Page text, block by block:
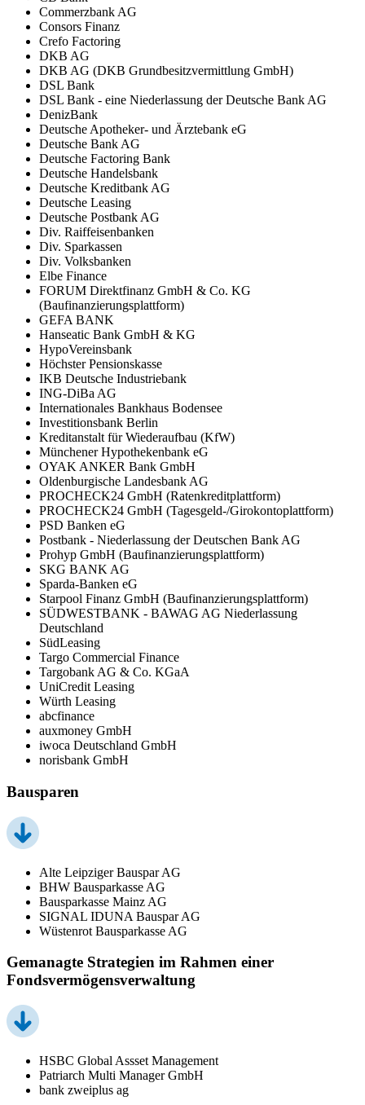
Commerzbank AG
Consors Finanz
Crefo Factoring
DKB AG
DKB AG (DKB Grundbesitzvermittlung GmbH)
DSL Bank
DSL Bank - eine Niederlassung der Deutsche Bank AG
DenizBank
Deutsche Apotheker- und Ärztebank eG
Deutsche Bank AG
Deutsche Factoring Bank
Deutsche Handelsbank
Deutsche Kreditbank AG
Deutsche Leasing
Deutsche Postbank AG
Div. Raiffeisenbanken
Div. Sparkassen
Div. Volksbanken
Elbe Finance
FORUM Direktfinanz GmbH & Co. KG
(Baufinanzierungsplattform)
GEFA BANK
Hanseatic Bank GmbH & KG
HypoVereinsbank
Höchster Pensionskasse
IKB Deutsche Industriebank
ING-DiBa AG
Internationales Bankhaus Bodensee
Investitionsbank Berlin
Kreditanstalt für Wiederaufbau (KfW)
Münchener Hypothekenbank eG
OYAK ANKER Bank GmbH
Oldenburgische Landesbank AG
PROCHECK24 GmbH (Ratenkreditplattform)
PROCHECK24 GmbH (Tagesgeld-/Girokontoplattform)
PSD Banken eG
Postbank - Niederlassung der Deutschen Bank AG
Prohyp GmbH (Baufinanzierungsplattform)
SKG BANK AG
Sparda-Banken eG
Starpool Finanz GmbH (Baufinanzierungsplattform)
SÜDWESTBANK - BAWAG AG Niederlassung
Deutschland
SüdLeasing
Targo Commercial Finance
Targobank AG & Co. KGaA
UniCredit Leasing
Würth Leasing
abcfinance
auxmoney GmbH
iwoca Deutschland GmbH
norisbank GmbH
Bausparen
Alte Leipziger Bauspar AG
BHW Bausparkasse AG
Bausparkasse Mainz AG
SIGNAL IDUNA Bauspar AG
Wüstenrot Bausparkasse AG
Gemanagte Strategien im Rahmen einer
Fondsvermögensverwaltung
HSBC Global Assset Management
Patriarch Multi Manager GmbH
bank zweiplus ag